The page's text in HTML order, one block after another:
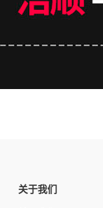
关于我们